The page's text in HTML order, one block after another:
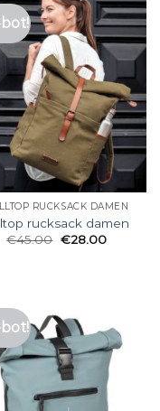
RUCKSACK DAMEN
rucksack damen
€45.00 €28.00